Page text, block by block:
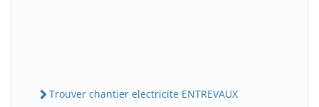
Trouver chantier electricite ENTREVAUX